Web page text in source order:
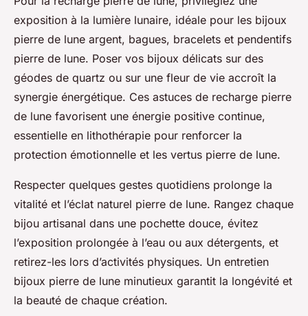
exposition à la lumière lunaire, idéale pour les bijoux
pierre de lune argent, bagues, bracelets et pendentifs
pierre de lune. Poser vos bijoux délicats sur des
géodes de quartz ou sur une fleur de vie accroît la
synergie énergétique. Ces astuces de recharge pierre
de lune favorisent une énergie positive continue,
essentielle en lithothérapie pour renforcer la
protection émotionnelle et les vertus pierre de lune.
Respecter quelques gestes quotidiens prolonge la
vitalité et l’éclat naturel pierre de lune. Rangez chaque
bijou artisanal dans une pochette douce, évitez
l’exposition prolongée à l’eau ou aux détergents, et
retirez-les lors d’activités physiques. Un entretien
bijoux pierre de lune minutieux garantit la longévité et
la beauté de chaque création.